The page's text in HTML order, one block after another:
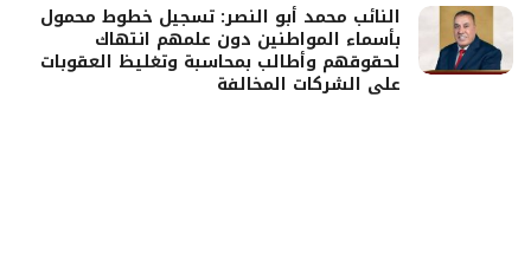
النائب محمد أبو النصر: تسجيل خطوط محمول
بأسماء المواطنين دون علمهم انتهاك
لحقوقهم وأطالب بمحاسبة وتغليظ العقوبات
على الشركات المخالفة